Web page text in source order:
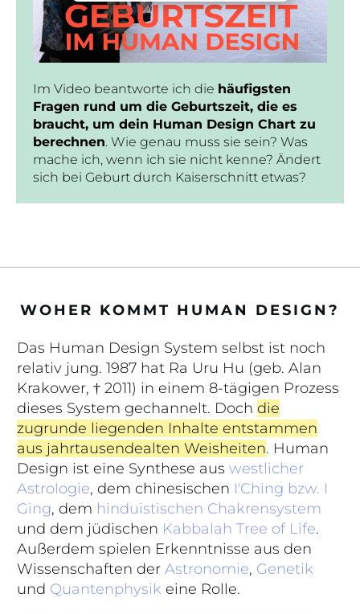
Im Video beantworte ich die häufigsten
Fragen rund um die Geburtszeit, die es
braucht, um dein Human Design Chart zu
berechnen. Wie genau muss sie sein? Was
mache ich, wenn ich sie nicht kenne? Ändert
sich bei Geburt durch Kaiserschnitt etwas?
WOHER KOMMT HUMAN DESIGN?
Das Human Design System selbst ist noch
relativ jung. 1987 hat Ra Uru Hu (geb. Alan
Krakower, † 2011) in einem 8-tägigen Prozess
dieses System gechannelt. Doch die
zugrunde liegenden Inhalte entstammen
aus jahrtausendealten Weisheiten. Human
Design ist eine Synthese aus westlicher
Astrologie, dem chinesischen I'Ching bzw. I
Ging, dem hinduistischen Chakrensystem
und dem jüdischen Kabbalah Tree of Life.
Außerdem spielen Erkenntnisse aus den
Wissenschaften der Astronomie, Genetik
und Quantenphysik eine Rolle.